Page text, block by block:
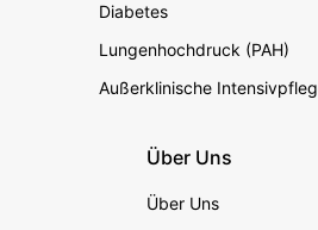
Diabetes
Lungenhochdruck (PAH)
Außerklinische
Über Uns
Über Uns